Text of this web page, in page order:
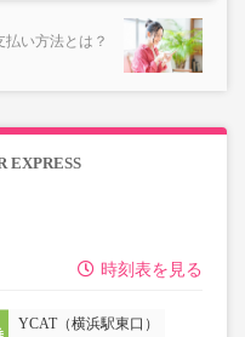
払い方法とは？
EXPRESS
時刻表を見る
YCAT（横浜駅東口）